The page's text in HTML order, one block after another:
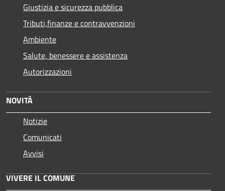
Giustizia e sicurezza pubblica
Tributi,finanze e contravvenzioni
Ambiente
Salute, benessere e assistenza
Autorizzazioni
NOVITÀ
Notizie
Comunicati
Avvisi
VIVERE IL COMUNE